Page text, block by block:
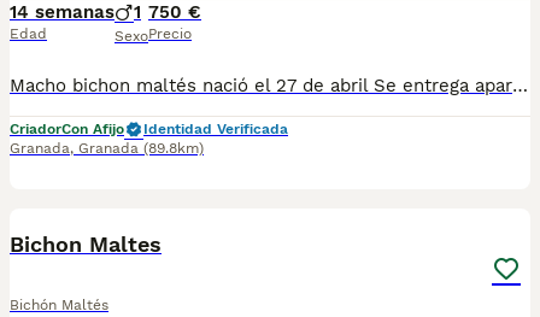
14 semanas
Edad
1
Sexo
750 €
Precio
Macho bichon maltés nació el 27 de abril Se entrega apartir del 25 de junio, con las vacunas correspondientes a su edad y desparasitado
CriadorCon Afijo
Identidad Verificada
Granada, Granada (89.8km)
Bichon Maltes
Bichón Maltés